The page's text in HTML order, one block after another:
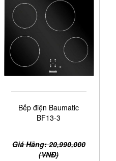
Bếp điện Baumatic
BF13-3
Giá Hãng: 20,990,000
(VNĐ)